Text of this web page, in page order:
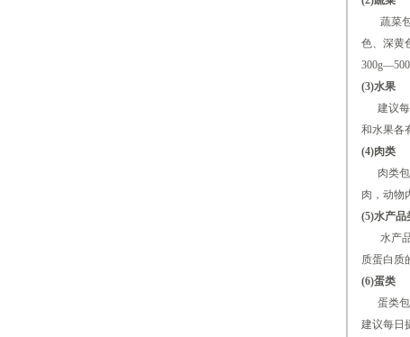
蔬菜包
色、深黄
(3)水果
建议每
和水果各
(4)肉类
肉类包
肉，动物
(5)水产品
水产品
质蛋白质
(6)蛋类
蛋类包
建议每日